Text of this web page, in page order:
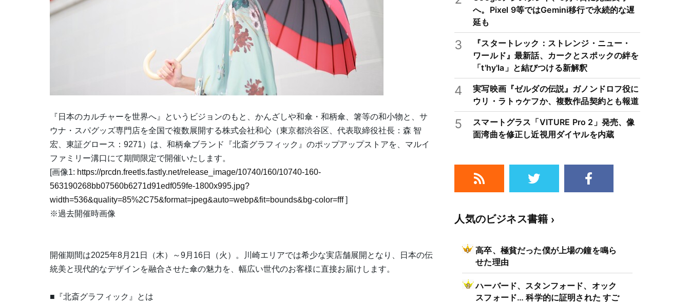
『日本のカルチャーを世界へ』というビジョンのもと、かんざしや和傘・和柄傘、箸等の和小物と、サ
ウナ・スパグッズ専門店を全国で複数展開する株式会社和心（東京都渋谷区、代表取締役社長：森 智
宏、東証グロース：9271）は、和柄傘ブランド『北斎グラフィック』のポップアップストアを、マルイ
ファミリー溝口にて期間限定で開催いたします。
[画像1: https://prcdn.freetls.fastly.net/release_image/10740/160/10740-160-
563190268bb07560b6271d91edf059fe-1800x995.jpg?
width=536&quality=85%2C75&format=jpeg&auto=webp&fit=bounds&bg-color=fff]
※過去開催時画像
開催期間は2025年8月21日（木）～9月16日（火）。川崎エリアでは希少な実店舗展開となり、日本の伝
統美と現代的なデザインを融合させた傘の魅力を、幅広い世代のお客様に直接お届けします。
■『北斎グラフィック』とは
へ。Pixel 9等ではGemini移行で永続的な遅
延も
3
『スタートレック：ストレンジ・ニュー・
ワールド』最新話、カークとスポックの絆を
「t'hy'la」と結びつける新解釈
4
実写映画『ゼルダの伝説』ガノンドロフ役に
ウリ・ラトゥケフか、複数作品契約とも報道
5
スマートグラス「VITURE Pro 2」発売、像
面湾曲を修正し近視用ダイヤルを内蔵
人気のビジネス書籍
高卒、極貧だった僕が上場の鐘を鳴ら
せた理由
ハーバード、スタンフォード、オック
スフォード… 科学的に証明された すご